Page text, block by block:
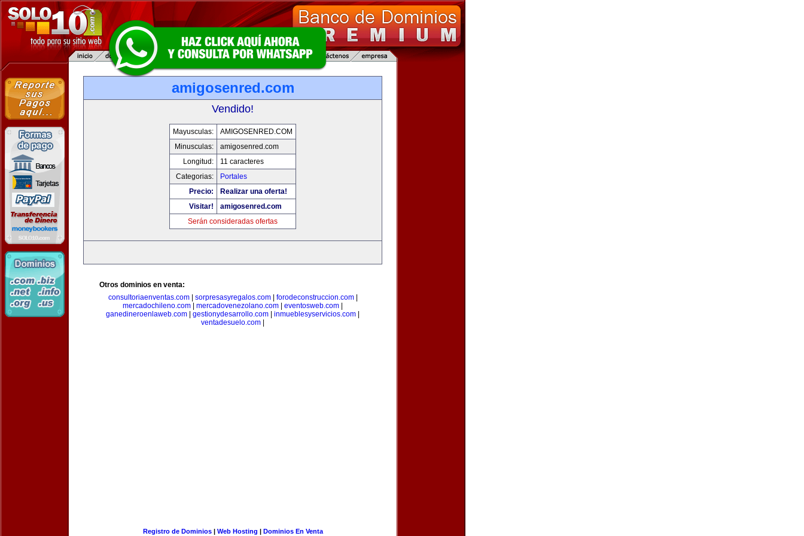
amigosenred.com
Vendido!
Mayusculas:
AMIGOSENRED.COM
Minusculas:
amigosenred.com
Longitud:
11 caracteres
Categorias:
Portales
Precio:
Realizar una oferta!
Visitar!
amigosenred.com
Serán consideradas ofertas
Otros dominios en venta:
consultoriaenventas.com| sorpresasyregalos.com| forodeconstruccion.com|
mercadochileno.com
mercadovenezolano.com eventosweb.com
ganedineroenlaweb.com
gestionydesarrollo.com inmueblesyservicios.com
ventadesuelo.com
Registro de Dominios| Web Hosting | Dominios En Venta